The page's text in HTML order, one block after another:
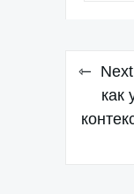
как